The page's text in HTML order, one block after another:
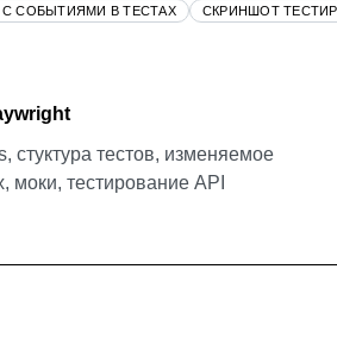
С СОБЫТИЯМИ В ТЕСТАХ СКРИНШОТ
стуктура тестов, изменяемое
моки, тестирование API